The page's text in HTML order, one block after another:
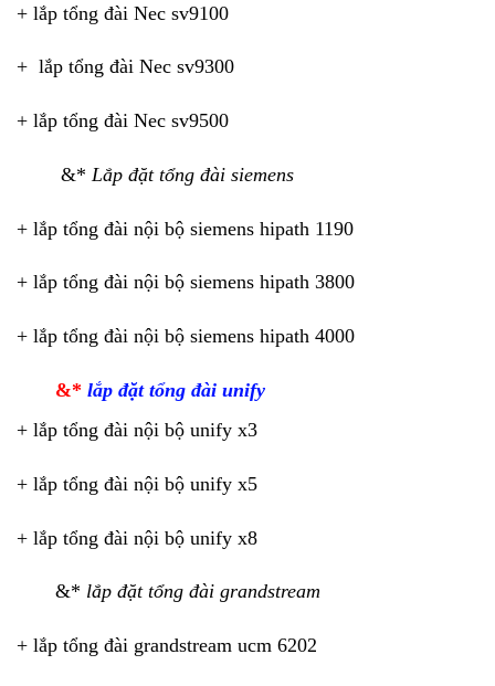
+ lắp tổng đài Nec sv9100
+ lắp tổng đài Nec sv9300
+ lắp tổng đài Nec sv9500
&* Lắp đặt tổng đài siemens
+ lắp tổng đài nội bộ siemens hipath 1190
+ lắp tổng đài nội bộ siemens hipath 3800
+ lắp tổng đài nội bộ siemens hipath 4000
&* lắp đặt tổng đài unify
+ lắp tổng đài nội bộ unify x3
+ lắp tổng đài nội bộ unify x5
+ lắp tổng đài nội bộ unify x8
&* lắp đặt tổng đài grandstream
+ lắp tổng đài grandstream ucm 6202